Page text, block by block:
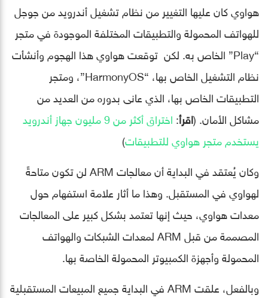
هواوي كان عليها التغيير من نظام تشغيل أندرويد من جوجل
للهواتف المحمولة والتطبيقات المختلفة الموجودة في متجر
“Play” الخاص به. لكن توقعت هواوي هذا الهجوم وأنشأت
نظام التشغيل الخاص بها، “HarmonyOS”، ومتجر
التطبيقات الخاص بها، الذي عانى بدوره من العديد من
مشاكل الأمان. (اقرأ:
اختراق أكثر من 9 مليون جهاز أندرويد
يستخدم متجر هواوي للتطبيقات)
وكان يُعتقد في البداية أن معالجات ARM لن تكون متاحةً
لهواوي في المستقبل. وهذا ما أثار علامة استفهام حول
معدات هواوي، حيث إنها تعتمد بشكل كبير على المعالجات
المصممة من قبل ARM لمعدات الشبكات والهواتف
المحمولة وأجهزة الكمبيوتر المحمولة الخاصة بها.
وبالفعل، علقت ARM في البداية جميع المبيعات المستقبلية